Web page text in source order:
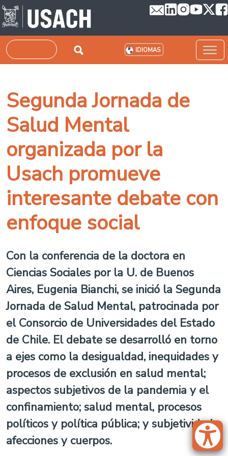
Pasar al contenido principal
Buscar IDIOMAS
Segunda Jornada de
Salud Mental
organizada por la
Usach promueve
interesante debate con
enfoque social
Con la conferencia de la doctora en
Ciencias Sociales por la U. de Buenos
Aires, Eugenia Bianchi, se inició la Segunda
Jornada de Salud Mental, patrocinada por
el Consorcio de Universidades del Estado
de Chile. El debate se desarrolló en torno
a ejes como la desigualdad, inequidades y
procesos de exclusión en salud mental;
aspectos subjetivos de la pandemia y el
confinamiento; salud mental, procesos
políticos y política pública; y subjetividad,
afecciones y cuerpos.